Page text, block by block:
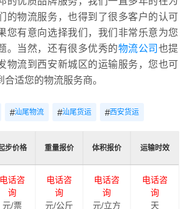
的物流服务，也得到了很多客户的认可
您有意向选择我们，我们非常乐意为您
。当然，还有很多优秀的物流公司 也提
物流到西安新城区的运输服务，您也可
适您的物流服务商。
#汕尾物流 #汕尾货运 #西安货运
步价格 重量报价 体积报价 运输时效
电话咨
询
元/票
电话咨
询
元/公斤
电话咨
询
元/立方
电话咨
询
天